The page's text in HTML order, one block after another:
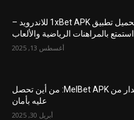
عنوان: تحميل تطبيق 1xBet APK للاندرويد –
استمتع بالمراهنات الرياضية والألعاب
أغسطس 13, 2025
أحدث إصدار من MelBet APK: من أين تحصل
عليه بأمان
أبريل 30, 2025